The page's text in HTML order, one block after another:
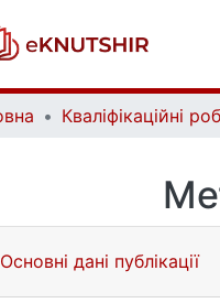
Основні дані публікації